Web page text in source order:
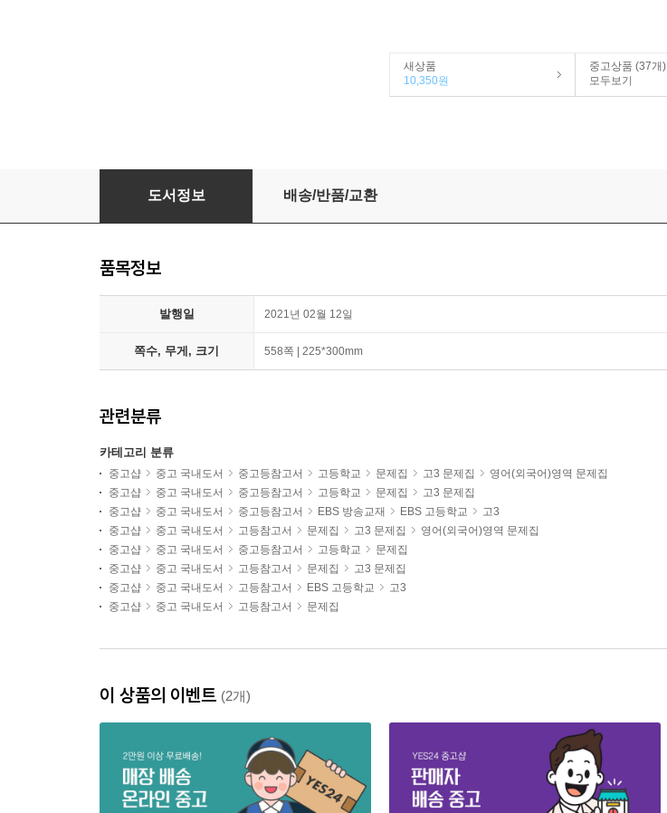
새상품
10,350원
중고상품 (37개)
모두보기
EBS Voca POWER 고교필수어휘 2500 (2026년용)
도서정보 배송/반품/교환
품목정보
발행일 2021년 02월 12일
쪽수, 무게, 크기 558쪽 | 225*300mm
관련분류
카테고리 분류
중고샵 중고 국내도서 중고등참고서 고등학교 문제집 고3 문제집
영어(외국어)영역 문제집
중고샵
중고 국내도서 중고등참고서 고등학교 문제집
고3 문제집
중고샵
중고 국내도서 중고등참고서 EBS 방송교재 EBS 고등학교
고3
중고샵
중고 국내도서 고등참고서 문제집 고3 문제집
영어(외국어)영역 문제집
중고샵
중고 국내도서 중고등참고서 고등학교
문제집
중고샵
중고 국내도서 고등참고서 문제집
고3 문제집
중고샵
중고 국내도서 고등참고서 EBS 고등학교
고3
중고샵
중고 국내도서 고등참고서 문제집
이 상품의 이벤트 (2개)